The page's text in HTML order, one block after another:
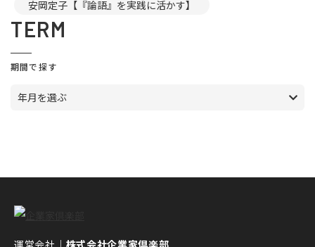
安岡定子【『論語』を実践に活かす】
TERM
期間で探す
年月を選ぶ
運営会社｜ 株式会社企業家倶楽部